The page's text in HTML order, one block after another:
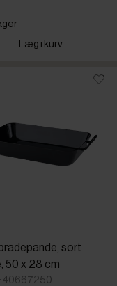
Læg i kurv
sort
50 x 28 cm
40667250